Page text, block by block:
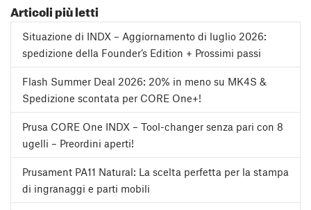
Articoli più letti
Situazione di INDX – Aggiornamento di luglio 2026:
spedizione della Founder’s Edition + Prossimi passi
Flash Summer Deal 2026: 20% in meno su MK4S &
Spedizione scontata per CORE One+!
Prusa CORE One INDX – Tool-changer senza pari con 8
ugelli – Preordini aperti!
Prusament PA11 Natural: La scelta perfetta per la stampa
di ingranaggi e parti mobili